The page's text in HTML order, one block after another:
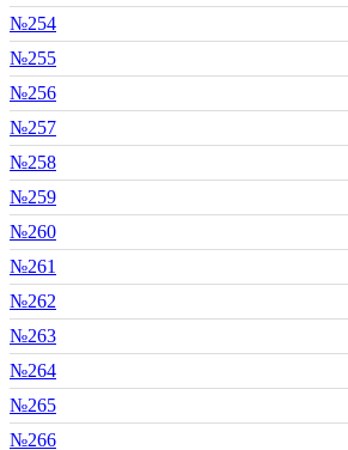
№254
№255
№256
№257
№258
№259
№260
№261
№262
№263
№264
№265
№266